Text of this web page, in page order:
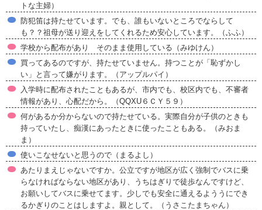
トな主婦）
防犯笛は持たせています。でも、誰もいないところでならして
も？？祖母が送り迎えをしてくれるため安心しています。（ふふ）
学校から配布があり そのまま使用している（みゆけん）
買ってあるのですが、持たせていません。持つことが「恥ずかし
い」と言って嫌がります。（アップルパイ）
入学時に配布されたこともあるが、市内でも、校区内でも、不審者
情報があり、心配だから。（QQXU６ＣＹ５９）
何があるか分からないので持たせている。実際自分が子供のときも
持っていたし、痴漢にあったときに使ったこともある。（みおま
ま）
使いこなせないと思うので（まるよし）
あたりまえじゃないですか。公立ですが地区が広く強制でバスに乗
らなければならない地区があり、うちはぎりで徒歩なんですけど、
お願いしてバスに乗せてます。少しでも安全に通えるよううにでき
るかぎりのことはしますよ。親として。（うさこたまちゃん）